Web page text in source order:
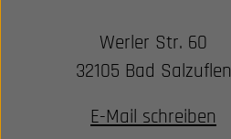
Werler Str. 60
32105 Bad Salzuflen
E-Mail schreiben